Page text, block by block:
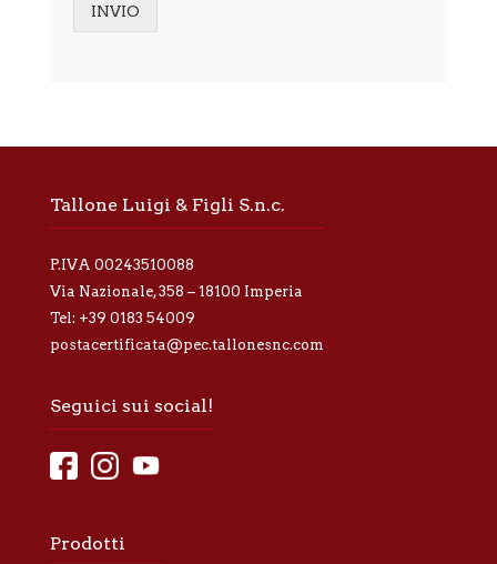
r
a
i
v
c
y
INVIO
Tallone Luigi & Figli S.n.c.
P.IVA 00243510088
Via Nazionale, 358 – 18100 Imperia
Tel: +39 0183 54009
postacertificata@pec.tallonesnc.com
Seguici sui social!
Prodotti